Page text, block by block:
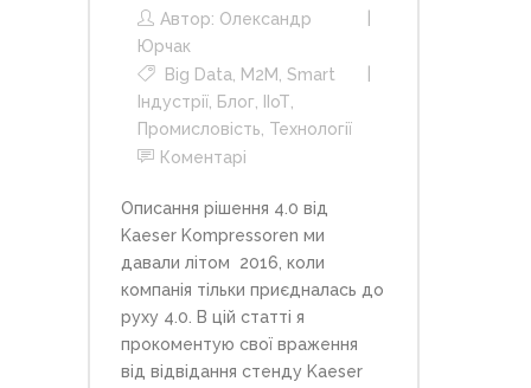
Автор: Олександр
Юрчак
Big Data
M2M Smart
Індустрії Блог ІІоТ
Промисловість Технології
Коментарі
Описання рішення 4.0 від
Kaeser Kompressoren ми
давали літом 2016, коли
компанія тільки приєдналась до
руху 4.0. В цій статті я
прокоментую свої враження
від відвідання стенду Kaeser